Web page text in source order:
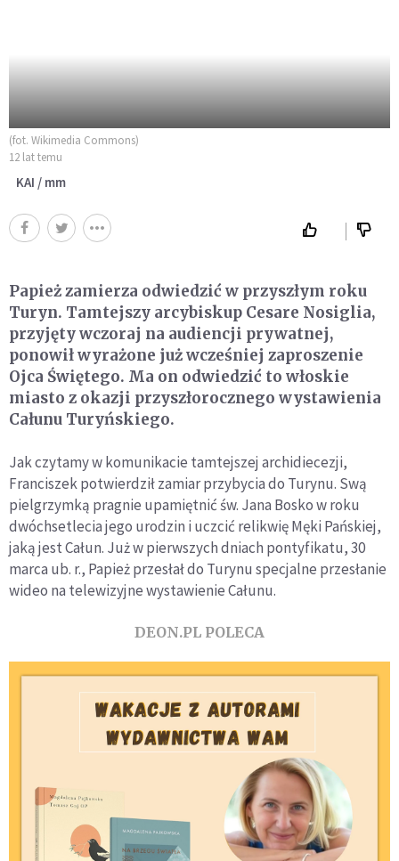
(fot. Wikimedia Commons)
12 lat temu
KAI / mm
Papież zamierza odwiedzić w przyszłym roku
Turyn. Tamtejszy arcybiskup Cesare Nosiglia,
przyjęty wczoraj na audiencji prywatnej,
ponowił wyrażone już wcześniej zaproszenie
Ojca Świętego. Ma on odwiedzić to włoskie
miasto z okazji przyszłorocznego wystawienia
Całunu Turyńskiego.
Jak czytamy w komunikacie tamtejszej archidiecezji,
Franciszek potwierdził zamiar przybycia do Turynu. Swą
pielgrzymką pragnie upamiętnić św. Jana Bosko w roku
dwóchsetlecia jego urodzin i uczcić relikwię Męki Pańskiej,
jaką jest Całun. Już w pierwszych dniach pontyfikatu, 30
marca ub. r., Papież przesłał do Turynu specjalne przesłanie
wideo na telewizyjne wystawienie Całunu.
DEON.PL POLECA